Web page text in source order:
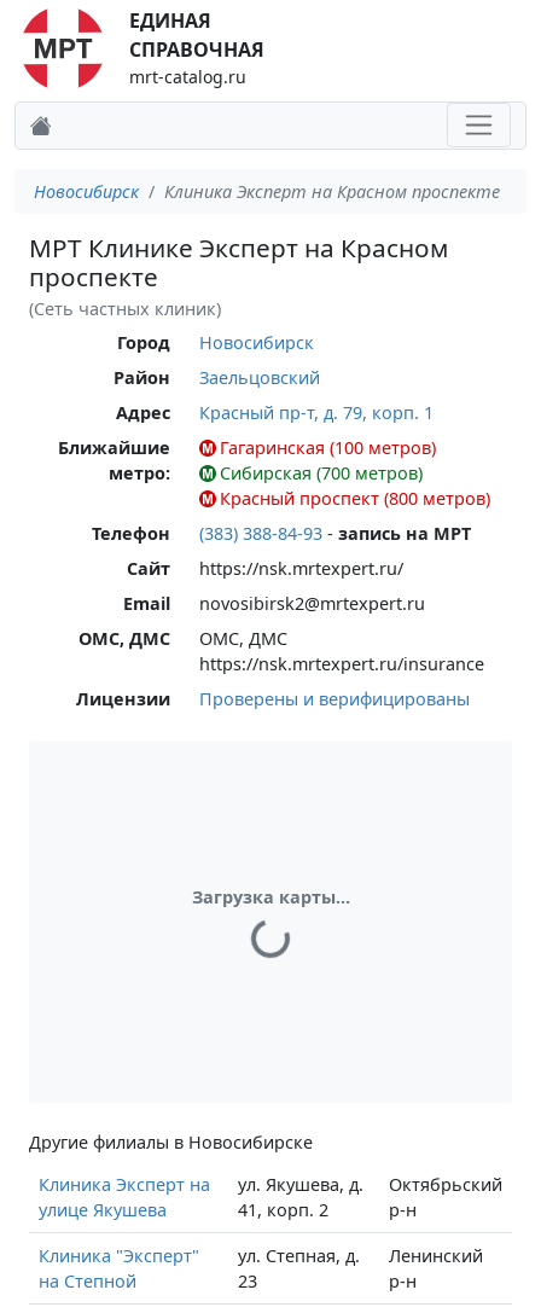
ЕДИНАЯ
СПРАВОЧНАЯ
mrt-catalog.ru
Новосибирск Клиника Эксперт на Красном проспекте
МРТ Клинике Эксперт на Красном
проспекте
(Сеть частных клиник)
Город
Новосибирск
Район
Заельцовский
Адрес
Красный пр-т, д. 79, корп. 1
Ближайшие
метро:
Гагаринская (100 метров)
Сибирская (700 метров)
Красный проспект (800 метров)
Телефон
(383) 388-84-93 -запись на МРТ
Сайт
https://nsk.mrtexpert.ru/
Email
novosibirsk2@mrtexpert.ru
ОМС, ДМС
ОМС, ДМС
https://nsk.mrtexpert.ru/insurance
Лицензии
Проверены и верифицированы
Загрузка карты...
Другие филиалы в Новосибирске
Клиника Эксперт на
улице Якушева
ул. Якушева, д.
41, корп. 2
Октябрьский
р-н
Клиника "Эксперт"
на Степной
ул. Степная, д.
23
Ленинский
р-н